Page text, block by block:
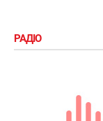
РАДІО